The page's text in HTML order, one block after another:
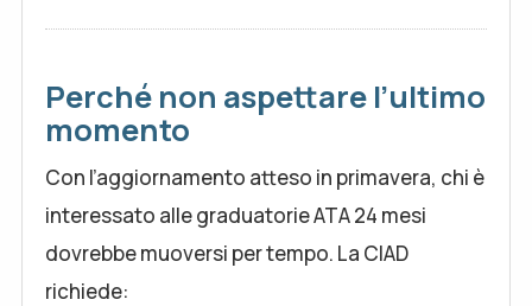
Perché non aspettare l’ultimo
momento
Con l’aggiornamento atteso in primavera, chi è
interessato alle graduatorie ATA 24 mesi
dovrebbe muoversi per tempo. La CIAD
richiede: